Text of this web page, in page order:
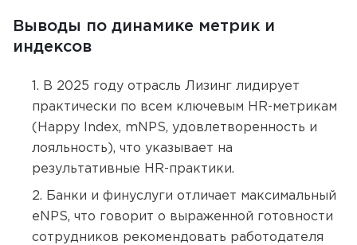
Выводы по динамике метрик и
индексов
В 2025 году отрасль Лизинг лидирует
практически по всем ключевым HR-метрикам
(Happy Index, mNPS, удовлетворенность и
лояльность), что указывает на
результативные HR-практики.
Банки и финуслуги отличает максимальный
eNPS, что говорит о выраженной готовности
сотрудников рекомендовать работодателя